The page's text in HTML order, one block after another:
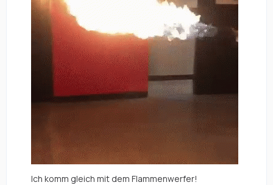
Ich komm gleich mit dem Flammenwerfer!